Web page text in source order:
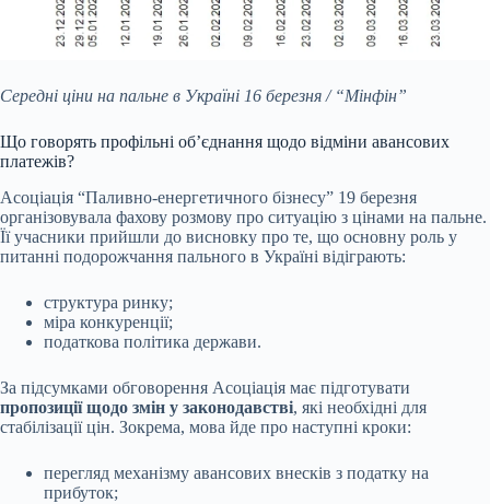
Середні ціни на пальне в Україні 16 березня / “Мінфін”
Що говорять профільні об’єднання щодо відміни авансових
платежів?
Асоціація “Паливно-енергетичного бізнесу” 19 березня
організовувала фахову розмову про ситуацію з цінами на пальне.
Її учасники прийшли до висновку про те, що основну роль у
питанні подорожчання пального в Україні відіграють:
структура ринку;
міра конкуренції;
податкова політика держави.
За підсумками обговорення Асоціація має підготувати
пропозиції щодо змін у законодавстві, які необхідні для
стабілізації цін. Зокрема, мова йде про наступні кроки:
перегляд механізму авансових внесків з податку на
прибуток;